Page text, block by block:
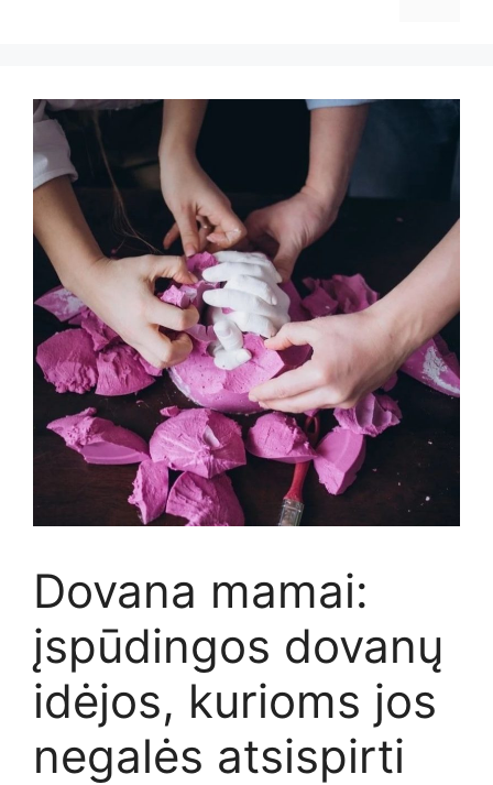
Dovana mamai:
įspūdingos dovanų
idėjos, kurioms jos
negalės atsispirti